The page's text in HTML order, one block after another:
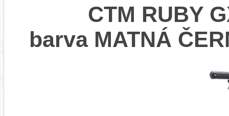
CTM RUBY
barva MATNÁ